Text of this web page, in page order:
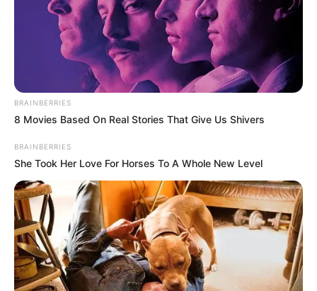
Ausflugsziele, Sehenswürdigkeiten, Freizeitziele
und Museen in und im Umkreis von Würzburg:
Gaststätten in und um Würzburg
Umkreissuche Tourismus Würzburg
Museen in und um Würzburg
Kinderausflugsziele für Würzburg
Kindergeburtstag feiern
Schlösser und Burgen in und um Würzburg
Tagesausflugsziele für Würzburg
BRAINBERRIES
8 Movies Based On Real Stories That Give Us Shivers
BRAINBERRIES
She Took Her Love For Horses To A Whole New Level